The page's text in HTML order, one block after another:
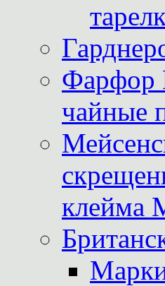
Фарфор
чайные
клейма